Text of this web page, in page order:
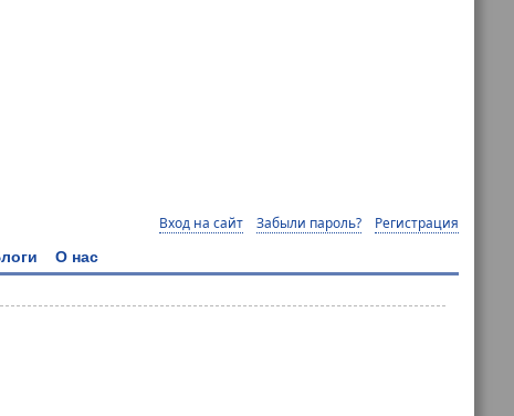
Вход на сайт Забыли пароль? Регистрация
О нас